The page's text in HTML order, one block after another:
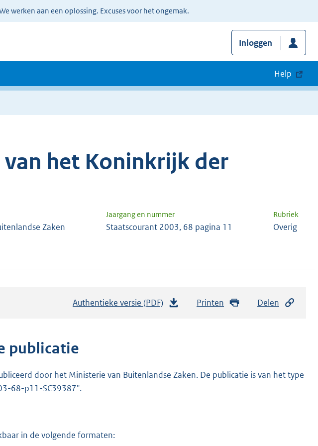
werken aan een oplossing. Excuses voor het ongemak.
Inloggen
Help
het Koninkrijk der
Jaargang en nummer Rubriek
Zaken Staatscourant 2003, 68 pagina 11 Overig
Authentieke versie (PDF) Printen Delen
publicatie
door het Ministerie van Buitenlandse Zaken. De publicatie is van het type
68-p11-SC39387".
in de volgende formaten: